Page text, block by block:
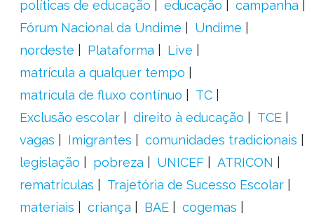
políticas de educação
educação
campanha
Fórum Nacional da Undime
Undime
nordeste
Plataforma
Live
matrícula a qualquer tempo
matrícula de fluxo contínuo
TC
Exclusão escolar
direito à educação
TCE
vagas
Imigrantes
comunidades tradicionais
legislação
pobreza UNICEF
ATRICON
rematrículas
Trajetória de Sucesso Escolar
materiais
criança BAE
cogemas